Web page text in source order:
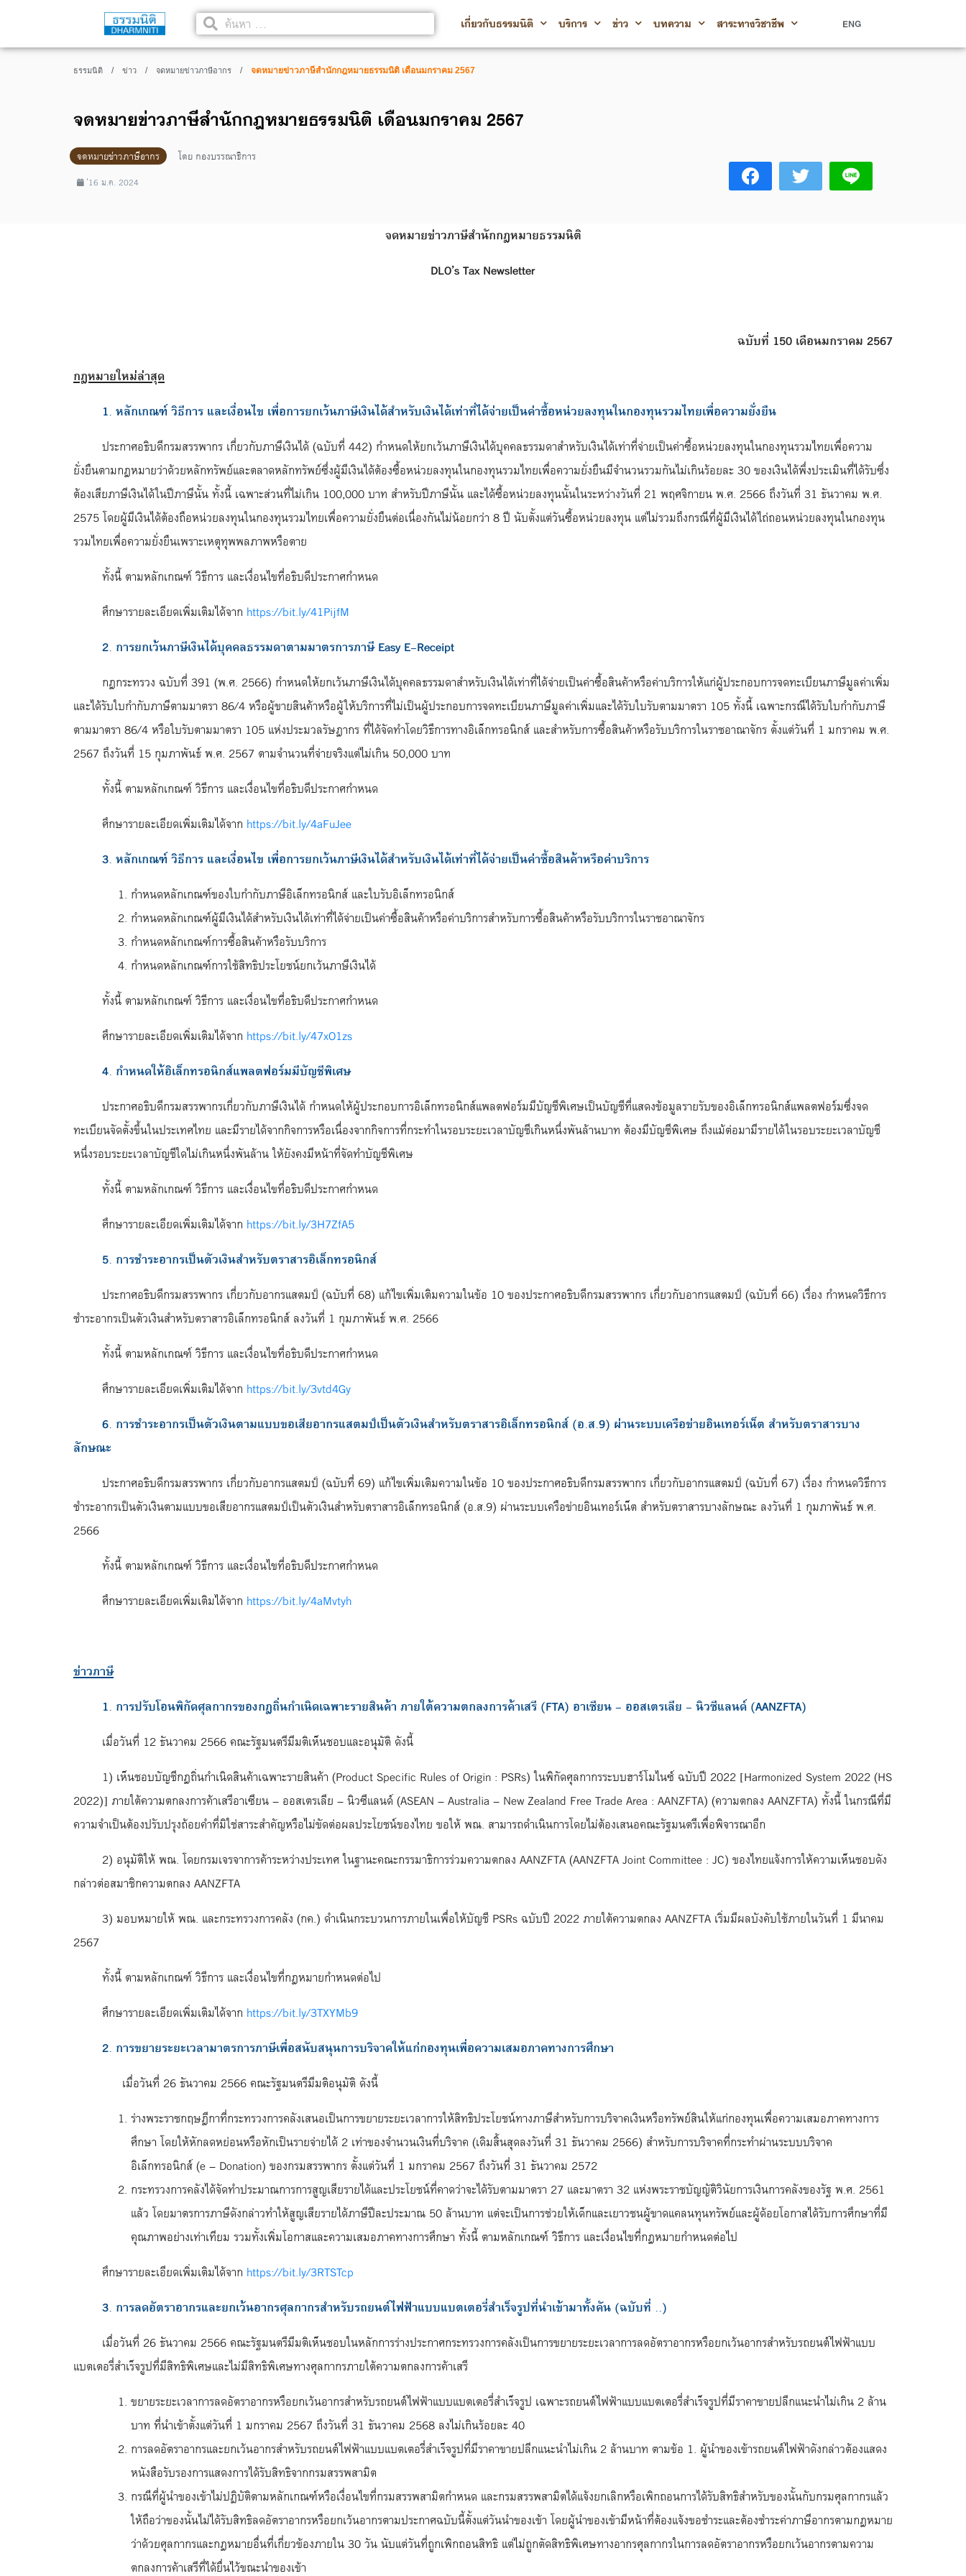
เกี่ยวกับธรรมนิติ บริการ ข่าว บทความ สาระทางวิชาชีพ ENG
ธรรมนิติ / ข่าว / จดหมายข่าวภาษีอากร / จดหมายข่าวภาษีสำนักกฎหมายธรรมนิติ เดือนมกราคม 2567
จดหมายข่าวภาษีสำนักกฎหมายธรรมนิติ เดือนมกราคม 2567
จดหมายข่าวภาษีอากร โดย กองบรรณาธิการ
่16 ม.ค. 2024
จดหมายข่าวภาษีสำนักกฎหมายธรรมนิติ
DLO’s Tax Newsletter
ฉบับที่ 150 เดือนมกราคม 2567
กฎหมายใหม่ล่าสุด
1. หลักเกณฑ์ วิธีการ และเงื่อนไข เพื่อการยกเว้นภาษีเงินได้สำหรับเงินได้เท่าที่ได้จ่ายเป็นค่าซื้อหน่วยลงทุนในกองทุนรวมไทยเพื่อความยั่งยืน
ประกาศอธิบดีกรมสรรพากร เกี่ยวกับภาษีเงินได้ (ฉบับที่ 442) กำหนดให้ยกเว้นภาษีเงินได้บุคคลธรรมดาสำหรับเงินได้เท่าที่จ่ายเป็นค่าซื้อหน่วยลงทุนในกองทุนรวมไทยเพื่อความ
ยั่งยืนตามกฎหมายว่าด้วยหลักทรัพย์และตลาดหลักทรัพย์ซึ่งผู้มีเงินได้ต้องซื้อหน่วยลงทุนในกองทุนรวมไทยเพื่อความยั่งยืนมีจำนวนรวมกันไม่เกินร้อยละ 30 ของเงินได้พึ่งประเมินที่ได้รับซึ่ง
ต้องเสียภาษีเงินได้ในปีภาษีนั้น ทั้งนี้ เฉพาะส่วนที่ไม่เกิน 100,000 บาท สำหรับปีภาษีนั้น และได้ซื้อหน่วยลงทุนนั้นในระหว่างวันที่ 21 พฤศจิกายน พ.ศ. 2566 ถึงวันที่ 31 ธันวาคม พ.ศ.
2575 โดยผู้มีเงินได้ต้องถือหน่วยลงทุนในกองทุนรวมไทยเพื่อความยั่งยืนต่อเนื่องกันไม่น้อยกว่า 8 ปี นับตั้งแต่วันซื้อหน่วยลงทุน แต่ไม่รวมถึงกรณีที่ผู้มีเงินได้ไถ่ถอนหน่วยลงทุนในกองทุน
รวมไทยเพื่อความยั่งยืนเพราะเหตุทุพพลภาพหรือตาย
ทั้งนี้ ตามหลักเกณฑ์ วิธีการ และเงื่อนไขที่อธิบดีประกาศกำหนด
ศึกษารายละเอียดเพิ่มเติมได้จาก https://bit.ly/41PijfM
2. การยกเว้นภาษีเงินได้บุคคลธรรมดาตามมาตรการภาษี Easy E-Receipt
กฎกระทรวง ฉบับที่ 391 (พ.ศ. 2566) กำหนดให้ยกเว้นภาษีเงินได้บุคคลธรรมดาสำหรับเงินได้เท่าที่ได้จ่ายเป็นค่าซื้อสินค้าหรือค่าบริการให้แก่ผู้ประกอบการจดทะเบียนภาษีมูลค่าเพิ่ม
และได้รับใบกำกับภาษีตามมาตรา 86/4 หรือผู้ขายสินค้าหรือผู้ให้บริการที่ไม่เป็นผู้ประกอบการจดทะเบียนภาษีมูลค่าเพิ่มและได้รับใบรับตามมาตรา 105 ทั้งนี้ เฉพาะกรณีได้รับใบกำกับภาษี
ตามมาตรา 86/4 หรือใบรับตามมาตรา 105 แห่งประมวลรัษฎากร ที่ได้จัดทำโดยวิธีการทางอิเล็กทรอนิกส์ และสำหรับการซื้อสินค้าหรือรับบริการในราชอาณาจักร ตั้งแต่วันที่ 1 มกราคม พ.ศ.
2567 ถึงวันที่ 15 กุมภาพันธ์ พ.ศ. 2567 ตามจำนวนที่จ่ายจริงแต่ไม่เกิน 50,000 บาท
ทั้งนี้ ตามหลักเกณฑ์ วิธีการ และเงื่อนไขที่อธิบดีประกาศกำหนด
ศึกษารายละเอียดเพิ่มเติมได้จาก https://bit.ly/4aFuJee
3. หลักเกณฑ์ วิธีการ และเงื่อนไข เพื่อการยกเว้นภาษีเงินได้สำหรับเงินได้เท่าที่ได้จ่ายเป็นค่าซื้อสินค้าหรือค่าบริการ
กำหนดหลักเกณฑ์ของใบกำกับภาษีอิเล็กทรอนิกส์ และใบรับอิเล็กทรอนิกส์
กำหนดหลักเกณฑ์ผู้มีเงินได้สำหรับเงินได้เท่าที่ได้จ่ายเป็นค่าซื้อสินค้าหรือค่าบริการสำหรับการซื้อสินค้าหรือรับบริการในราชอาณาจักร
กำหนดหลักเกณฑ์การซื้อสินค้าหรือรับบริการ
กำหนดหลักเกณฑ์การใช้สิทธิประโยชน์ยกเว้นภาษีเงินได้
ทั้งนี้ ตามหลักเกณฑ์ วิธีการ และเงื่อนไขที่อธิบดีประกาศกำหนด
ศึกษารายละเอียดเพิ่มเติมได้จาก https://bit.ly/47xO1zs
4. กำหนดให้อิเล็กทรอนิกส์แพลตฟอร์มมีบัญชีพิเศษ
ประกาศอธิบดีกรมสรรพากรเกี่ยวกับภาษีเงินได้ กำหนดให้ผู้ประกอบการอิเล็กทรอนิกส์แพลตฟอร์มมีบัญชีพิเศษเป็นบัญชีที่แสดงข้อมูลรายรับของอิเล็กทรอนิกส์แพลตฟอร์มซึ่งจด
ทะเบียนจัดตั้งขึ้นในประเทศไทย และมีรายได้จากกิจการหรือเนื่องจากกิจการที่กระทำในรอบระยะเวลาบัญชีเกินหนึ่งพันล้านบาท ต้องมีบัญชีพิเศษ ถึงแม้ต่อมามีรายได้ในรอบระยะเวลาบัญชี
หนึ่งรอบระยะเวลาบัญชีใดไม่เกินหนึ่งพันล้าน ให้ยังคงมีหน้าที่จัดทำบัญชีพิเศษ
ทั้งนี้ ตามหลักเกณฑ์ วิธีการ และเงื่อนไขที่อธิบดีประกาศกำหนด
ศึกษารายละเอียดเพิ่มเติมได้จาก https://bit.ly/3H7ZfA5
5. การชำระอากรเป็นตัวเงินสำหรับตราสารอิเล็กทรอนิกส์
ประกาศอธิบดีกรมสรรพากร เกี่ยวกับอากรแสตมป์ (ฉบับที่ 68) แก้ไขเพิ่มเติมความในข้อ 10 ของประกาศอธิบดีกรมสรรพากร เกี่ยวกับอากรแสตมป์ (ฉบับที่ 66) เรื่อง กำหนดวิธีการ
ชำระอากรเป็นตัวเงินสำหรับตราสารอิเล็กทรอนิกส์ ลงวันที่ 1 กุมภาพันธ์ พ.ศ. 2566
ทั้งนี้ ตามหลักเกณฑ์ วิธีการ และเงื่อนไขที่อธิบดีประกาศกำหนด
ศึกษารายละเอียดเพิ่มเติมได้จาก https://bit.ly/3vtd4Gy
6. การชำระอากรเป็นตัวเงินตามแบบขอเสียอากรแสตมป์เป็นตัวเงินสำหรับตราสารอิเล็กทรอนิกส์ (อ.ส.9) ผ่านระบบเครือข่ายอินเทอร์เน็ต สำหรับตราสารบาง
ลักษณะ
ประกาศอธิบดีกรมสรรพากร เกี่ยวกับอากรแสตมป์ (ฉบับที่ 69) แก้ไขเพิ่มเติมความในข้อ 10 ของประกาศอธิบดีกรมสรรพากร เกี่ยวกับอากรแสตมป์ (ฉบับที่ 67) เรื่อง กำหนดวิธีการ
ชำระอากรเป็นตัวเงินตามแบบขอเสียอากรแสตมป์เป็นตัวเงินสำหรับตราสารอิเล็กทรอนิกส์ (อ.ส.9) ผ่านระบบเครือข่ายอินเทอร์เน็ต สำหรับตราสารบางลักษณะ ลงวันที่ 1 กุมภาพันธ์ พ.ศ.
2566
ทั้งนี้ ตามหลักเกณฑ์ วิธีการ และเงื่อนไขที่อธิบดีประกาศกำหนด
ศึกษารายละเอียดเพิ่มเติมได้จาก https://bit.ly/4aMvtyh
ข่าวภาษี
1. การปรับโอนพิกัดศุลกากรของกฎถิ่นกำเนิดเฉพาะรายสินค้า ภายใต้ความตกลงการค้าเสรี (FTA) อาเซียน – ออสเตรเลีย – นิวซีแลนด์ (AANZFTA)
เมื่อวันที่ 12 ธันวาคม 2566 คณะรัฐมนตรีมีมติเห็นชอบและอนุมัติ ดังนี้
1) เห็นชอบบัญชีกฎถิ่นกำเนิดสินค้าเฉพาะรายสินค้า (Product Specific Rules of Origin : PSRs) ในพิกัดศุลกากรระบบฮาร์โมไนซ์ ฉบับปี 2022 [Harmonized System 2022 (HS
2022)] ภายใต้ความตกลงการค้าเสรีอาเซียน – ออสเตรเลีย – นิวซีแลนด์ (ASEAN – Australia – New Zealand Free Trade Area : AANZFTA) (ความตกลง AANZFTA) ทั้งนี้ ในกรณีที่มี
ความจำเป็นต้องปรับปรุงถ้อยคำที่มิใช่สาระสำคัญหรือไม่ขัดต่อผลประโยชน์ของไทย ขอให้ พณ. สามารถดำเนินการโดยไม่ต้องเสนอคณะรัฐมนตรีเพื่อพิจารณาอีก
2) อนุมัติให้ พณ. โดยกรมเจรจาการค้าระหว่างประเทศ ในฐานะคณะกรรมาธิการร่วมความตกลง AANZFTA (AANZFTA Joint Committee : JC) ของไทยแจ้งการให้ความเห็นชอบดัง
กล่าวต่อสมาชิกความตกลง AANZFTA
3) มอบหมายให้ พณ. และกระทรวงการคลัง (กค.) ดำเนินกระบวนการภายในเพื่อให้บัญชี PSRs ฉบับปี 2022 ภายใต้ความตกลง AANZFTA เริ่มมีผลบังคับใช้ภายในวันที่ 1 มีนาคม
2567
ทั้งนี้ ตามหลักเกณฑ์ วิธีการ และเงื่อนไขที่กฎหมายกำหนดต่อไป
ศึกษารายละเอียดเพิ่มเติมได้จาก https://bit.ly/3TXYMb9
2. การขยายระยะเวลามาตรการภาษีเพื่อสนับสนุนการบริจาคให้แก่กองทุนเพื่อความเสมอภาคทางการศึกษา
เมื่อวันที่ 26 ธันวาคม 2566 คณะรัฐมนตรีมีมติอนุมัติ ดังนี้
ร่างพระราชกฤษฎีกาที่กระทรวงการคลังเสนอเป็นการขยายระยะเวลาการให้สิทธิประโยชน์ทางภาษีสำหรับการบริจาคเงินหรือทรัพย์สินให้แก่กองทุนเพื่อความเสมอภาคทางการ
ศึกษา โดยให้หักลดหย่อนหรือหักเป็นรายจ่ายได้ 2 เท่าของจำนวนเงินที่บริจาค (เดิมสิ้นสุดลงวันที่ 31 ธันวาคม 2566) สำหรับการบริจาคที่กระทำผ่านระบบบริจาค
อิเล็กทรอนิกส์ (e – Donation) ของกรมสรรพากร ตั้งแต่วันที่ 1 มกราคม 2567 ถึงวันที่ 31 ธันวาคม 2572
กระทรวงการคลังได้จัดทำประมาณการการสูญเสียรายได้และประโยชน์ที่คาดว่าจะได้รับตามมาตรา 27 และมาตรา 32 แห่งพระราชบัญญัติวินัยการเงินการคลังของรัฐ พ.ศ. 2561
แล้ว โดยมาตรการภาษีดังกล่าวทำให้สูญเสียรายได้ภาษีปีละประมาณ 50 ล้านบาท แต่จะเป็นการช่วยให้เด็กและเยาวชนผู้ขาดแคลนทุนทรัพย์และผู้ด้อยโอกาสได้รับการศึกษาที่มี
คุณภาพอย่างเท่าเทียม รวมทั้งเพิ่มโอกาสและความเสมอภาคทางการศึกษา ทั้งนี้ ตามหลักเกณฑ์ วิธีการ และเงื่อนไขที่กฎหมายกำหนดต่อไป
ศึกษารายละเอียดเพิ่มเติมได้จาก https://bit.ly/3RTSTcp
3. การลดอัตราอากรและยกเว้นอากรศุลกากรสำหรับรถยนต์ไฟฟ้าแบบแบตเตอรี่สำเร็จรูปที่นำเข้ามาทั้งคัน (ฉบับที่ ..)
เมื่อวันที่ 26 ธันวาคม 2566 คณะรัฐมนตรีมีมติเห็นชอบในหลักการร่างประกาศกระทรวงการคลังเป็นการขยายระยะเวลาการลดอัตราอากรหรือยกเว้นอากรสำหรับรถยนต์ไฟฟ้าแบบ
แบตเตอรี่สำเร็จรูปที่มีสิทธิพิเศษและไม่มีสิทธิพิเศษทางศุลกากรภายใต้ความตกลงการค้าเสรี
ขยายระยะเวลาการลดอัตราอากรหรือยกเว้นอากรสำหรับรถยนต์ไฟฟ้าแบบแบตเตอรี่สำเร็จรูป เฉพาะรถยนต์ไฟฟ้าแบบแบตเตอรี่สำเร็จรูปที่มีราคาขายปลีกแนะนำไม่เกิน 2 ล้าน
บาท ที่นำเข้าตั้งแต่วันที่ 1 มกราคม 2567 ถึงวันที่ 31 ธันวาคม 2568 ลงไม่เกินร้อยละ 40
การลดอัตราอากรและยกเว้นอากรสำหรับรถยนต์ไฟฟ้าแบบแบตเตอรี่สำเร็จรูปที่มีราคาขายปลีกแนะนำไม่เกิน 2 ล้านบาท ตามข้อ 1. ผู้นำของเข้ารถยนต์ไฟฟ้าดังกล่าวต้องแสดง
หนังสือรับรองการแสดงการได้รับสิทธิจากกรมสรรพสามิต
กรณีที่ผู้นำของเข้าไม่ปฏิบัติตามหลักเกณฑ์หรือเงื่อนไขที่กรมสรรพสามิตกำหนด และกรมสรรพสามิตได้แจ้งยกเลิกหรือเพิกถอนการได้รับสิทธิสำหรับของนั้นกับกรมศุลกากรแล้ว
ให้ถือว่าของนั้นไม่ได้รับสิทธิลดอัตราอากรหรือยกเว้นอากรตามประกาศฉบับนี้ตั้งแต่วันนำของเข้า โดยผู้นำของเข้ามีหน้าที่ต้องแจ้งขอชำระและต้องชำระค่าภาษีอากรตามกฎหมาย
ว่าด้วยศุลกากรและกฎหมายอื่นที่เกี่ยวข้องภายใน 30 วัน นับแต่วันที่ถูกเพิกถอนสิทธิ แต่ไม่ถูกตัดสิทธิพิเศษทางอากรศุลกากรในการลดอัตราอากรหรือยกเว้นอากรตามความ
ตกลงการค้าเสรีที่ได้ยื่นไว้ขณะนำของเข้า